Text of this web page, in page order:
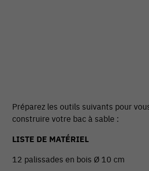
Préparez les outils suivants pour
construire votre bac à sable :
LISTE DE MATÉRIEL
12 palissades en bois Ø 10 cm